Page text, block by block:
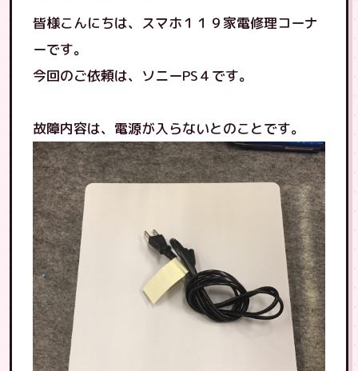
皆様こんにちは、スマホ１１９家電修理コーナ
ーです。
今回のご依頼は、ソニーPS４です。
故障内容は、電源が入らないとのことです。